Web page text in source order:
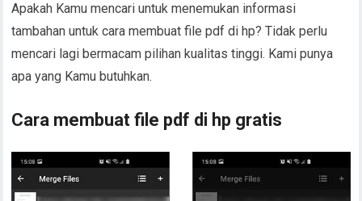
Apakah Kamu mencari untuk menemukan informasi
tambahan untuk cara membuat file pdf di hp? Tidak perlu
mencari lagi bermacam pilihan kualitas tinggi. Kami punya
apa yang Kamu butuhkan.
Cara membuat file pdf di hp gratis